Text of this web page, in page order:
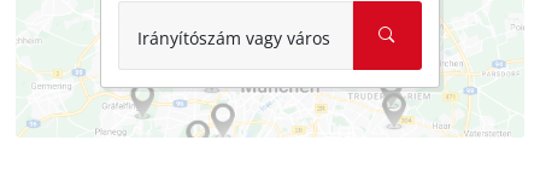
Irányítószám vagy város